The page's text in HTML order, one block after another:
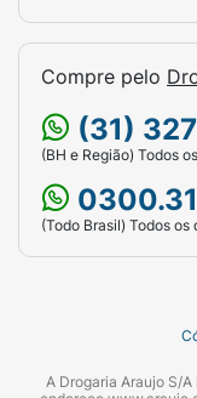
Compre pelo
(31)
(BH e Região) Todos
(Todo Brasil) Todos
A Drogaria Araujo S/